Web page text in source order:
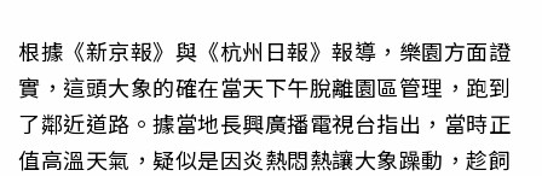
根據《新京報》與《杭州日報》報導，樂園方面證
實，這頭大象的確在當天下午脫離園區管理，跑到
了鄰近道路。據當地長興廣播電視台指出，當時正
值高溫天氣，疑似是因炎熱悶熱讓大象躁動，趁飼